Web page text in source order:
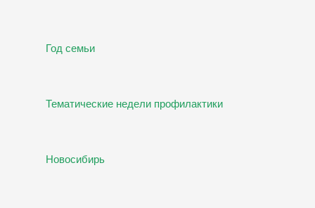
Год семьи
Тематические недели профилактики
Новосибирь